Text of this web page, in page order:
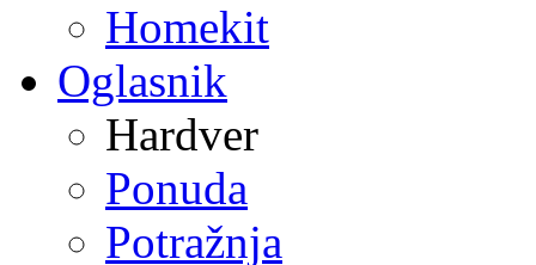
Homekit
Oglasnik
Hardver
Ponuda
Potražnja